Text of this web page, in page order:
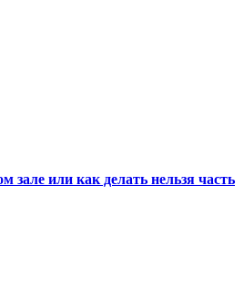
зале или как делать нельзя часть